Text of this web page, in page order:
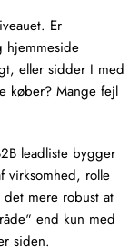
Er
hjemmeside
eller sidder I med
køber? Mange fejl
leadliste bygger
virksomhed, rolle
mere robust at
end kun med
siden.